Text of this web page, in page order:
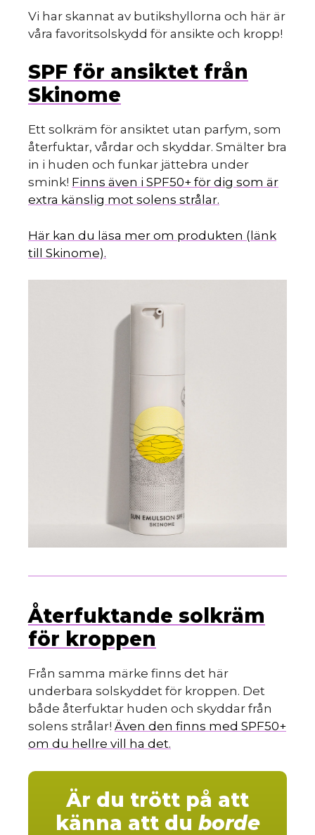
Vi har skannat av butikshyllorna och här är
våra favoritsolskydd för ansikte och kropp!
SPF för ansiktet från
Skinome
Ett solkräm för ansiktet utan parfym, som
återfuktar, vårdar och skyddar. Smälter bra
in i huden och funkar jättebra under
smink! Finns även i SPF50+ för dig som är
extra känslig mot solens strålar.
Här kan du läsa mer om produkten (länk
till Skinome).
Återfuktande solkräm
för kroppen
Från samma märke finns det här
underbara solskyddet för kroppen. Det
både återfuktar huden och skyddar från
solens strålar! Även den finns med SPF50+
om du hellre vill ha det.
Är du trött på att
känna att du borde